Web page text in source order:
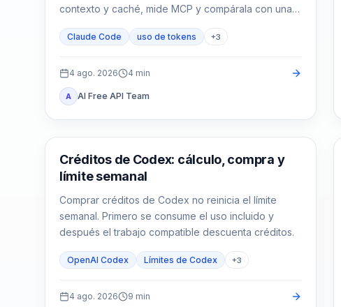
contexto y caché, mide MCP y compárala con una
sesión limpia.
Claude Code uso de tokens +3
4 ago. 2026 4 min
A AI Free API Team
AI Development Tools
Créditos de Codex: cálculo, compra y
límite semanal
Comprar créditos de Codex no reinicia el límite
semanal. Primero se consume el uso incluido y
después el trabajo compatible descuenta créditos.
OpenAI Codex Límites de Codex +3
4 ago. 2026 9 min